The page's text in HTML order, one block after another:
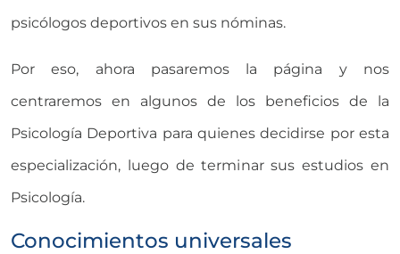
psicólogos deportivos en sus nóminas.
Por eso, ahora pasaremos la página y nos
centraremos en algunos de los beneficios de la
Psicología Deportiva para quienes decidirse por esta
especialización, luego de terminar sus estudios en
Psicología.
Conocimientos universales